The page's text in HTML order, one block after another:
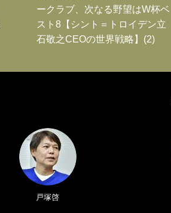
ークラブ、次なる野望はW杯ベ
スト8【シント＝トロイデン立
石敬之CEOの世界戦略】(2)
戸塚啓